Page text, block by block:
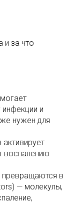
и за что
и
нужен для
активирует
воспалению
превращаются в
— молекулы,